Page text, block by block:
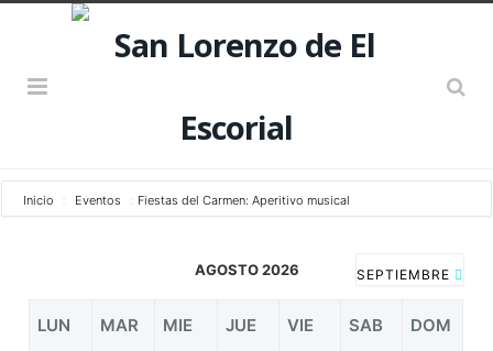
Inicio Eventos Fiestas del Carmen: Aperitivo musical
AGOSTO 2026 SEPTIEMBRE
LUN MAR MIE JUE VIE SAB DOM